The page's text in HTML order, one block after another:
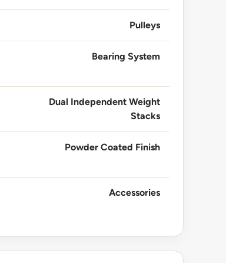
Pulleys
Bearing System
Dual Independent Weight
Stacks
Powder Coated Finish
Accessories